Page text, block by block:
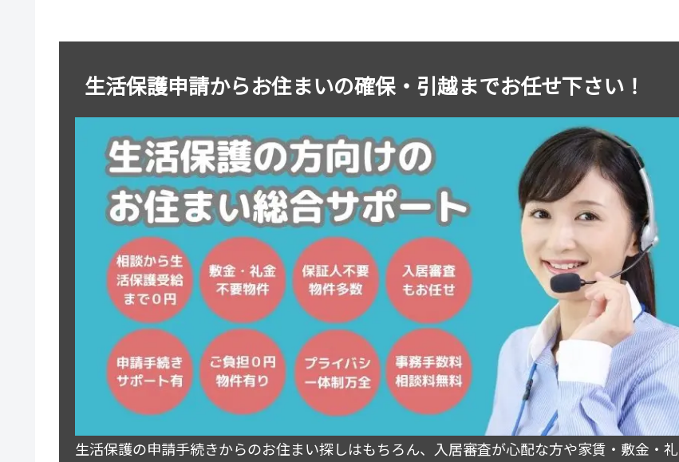
生活保護申請からお住まいの確保・引越までお任せ下さい！
生活保護の申請手続きからのお住まい探しはもちろん、入居審査が心配な方や家賃・敷金・礼